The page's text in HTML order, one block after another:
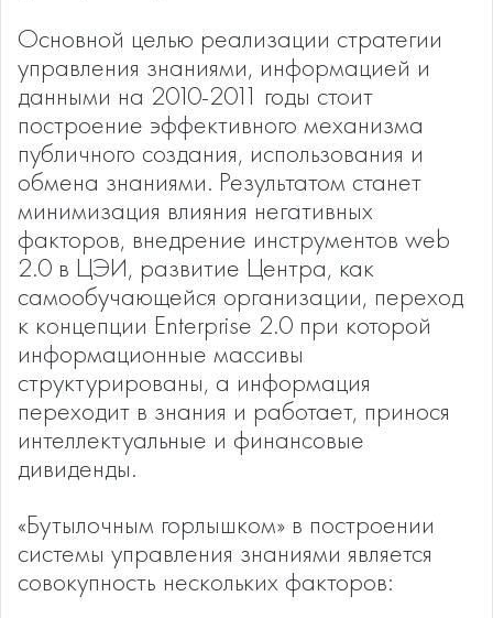
Основной целью реализации стратегии
управления знаниями, информацией и
данными на 2010-2011 годы стоит
построение эффективного механизма
публичного создания, использования и
обмена знаниями. Результатом станет
минимизация влияния негативных
факторов, внедрение инструментов web
2.0 в ЦЭИ, развитие Центра, как
самообучающейся организации, переход
к концепции Enterprise 2.0 при которой
информационные массивы
структурированы, а информация
переходит в знания и работает, принося
интеллектуальные и финансовые
дивиденды.
«Бутылочным горлышком» в построении
системы управления знаниями является
совокупность нескольких факторов: